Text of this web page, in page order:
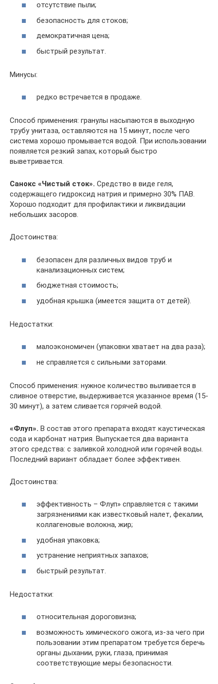
отсутствие пыли;
безопасность для стоков;
демократичная цена;
быстрый результат.
Минусы:
редко встречается в продаже.
Способ применения: гранулы насыпаются в выходную
трубу унитаза, оставляются на 15 минут, после чего
система хорошо промывается водой. При использовании
появляется резкий запах, который быстро
выветривается.
Санокс «Чистый сток». Средство в виде геля,
содержащего гидроксид натрия и примерно 30% ПАВ.
Хорошо подходит для профилактики и ликвидации
небольших засоров.
Достоинства:
безопасен для различных видов труб и
канализационных систем;
бюджетная стоимость;
удобная крышка (имеется защита от детей).
Недостатки:
малоэкономичен (упаковки хватает на два раза);
не справляется с сильными заторами.
Способ применения: нужное количество выливается в
сливное отверстие, выдерживается указанное время (15-
30 минут), а затем сливается горячей водой.
«Флуп». В состав этого препарата входят каустическая
сода и карбонат натрия. Выпускается два варианта
этого средства: с заливкой холодной или горячей воды.
Последний вариант обладает более эффективен.
Достоинства:
эффективность – Флуп» справляется с такими
загрязнениями как известковый налет, фекалии,
коллагеновые волокна, жир;
удобная упаковка;
устранение неприятных запахов;
быстрый результат.
Недостатки:
относительная дороговизна;
возможность химического ожога, из-за чего при
пользовании этим препаратом требуется беречь
органы дыхании, руки, глаза, принимая
соответствующие меры безопасности.